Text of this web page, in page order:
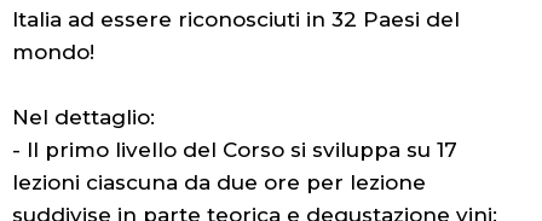
Italia ad essere riconosciuti in 32 Paesi del
mondo!
Nel dettaglio:
- Il primo livello del Corso si sviluppa su 17
lezioni ciascuna da due ore per lezione
suddivise in parte teorica e degustazione vini;